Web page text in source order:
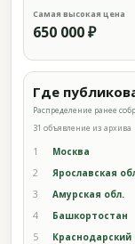
Самая высокая цена
650 000 ₽
Где
Распределение ранее
31 объявление из архива
1 Москва
2 Ярославская
3 Амурская обл.
4 Башкортостан
5 Краснодарский